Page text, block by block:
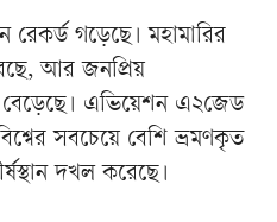
রেকর্ড গড়েছে। মহামারির
আর জনপ্রিয়
এভিয়েশন এ২জেড
সবচেয়ে বেশি ভ্রমণকৃত
দখল করেছে।